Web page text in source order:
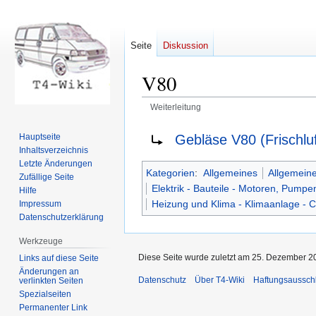
V80
Weiterleitung
Navigation
springen
Suche
springen
Weiterleitung nach:
Gebläse V80
Kategorien: Allgemeines
Elektrik - Bauteile - Motoren,
Heizung und Klima - Klimaanlage -
Seite Diskussion
Hauptseite
Inhaltsverzeichnis
Letzte Änderungen
Zufällige Seite
Hilfe
Impressum
Datenschutzerklärung
Werkzeuge
Links auf diese Seite
Änderungen an
verlinkten Seiten
Spezialseiten
Permanenter Link
Diese Seite wurde zuletzt am 25. Dezember
Datenschutz Über T4-Wiki